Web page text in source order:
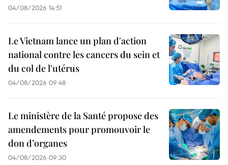
04/08/2026 14:51
Le Vietnam lance un plan d'action
national contre les cancers du sein et
du col de l'utérus
04/08/2026 09:48
Le ministère de la Santé propose des
amendements pour promouvoir le
don d’organes
04/08/2026 09:30